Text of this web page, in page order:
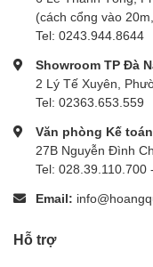
(cách cổng vào
Tel: 0243.944.8644
Showroom TP Đà
2 Lý Tế Xuyên,
Tel: 02363.653.559
Văn phòng Kế toán
27B Nguyễn Đình
Tel: 028.39.110.700
Email:
Hỗ trợ